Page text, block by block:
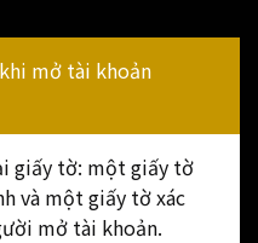
mở tài khoản
giấy tờ: một giấy tờ
và một giấy tờ xác
mở tài khoản.